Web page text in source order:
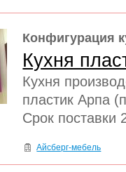
Конфигурация
Кухня
Кухня
пластик Арпа
Срок поставки
Айсберг-мебель